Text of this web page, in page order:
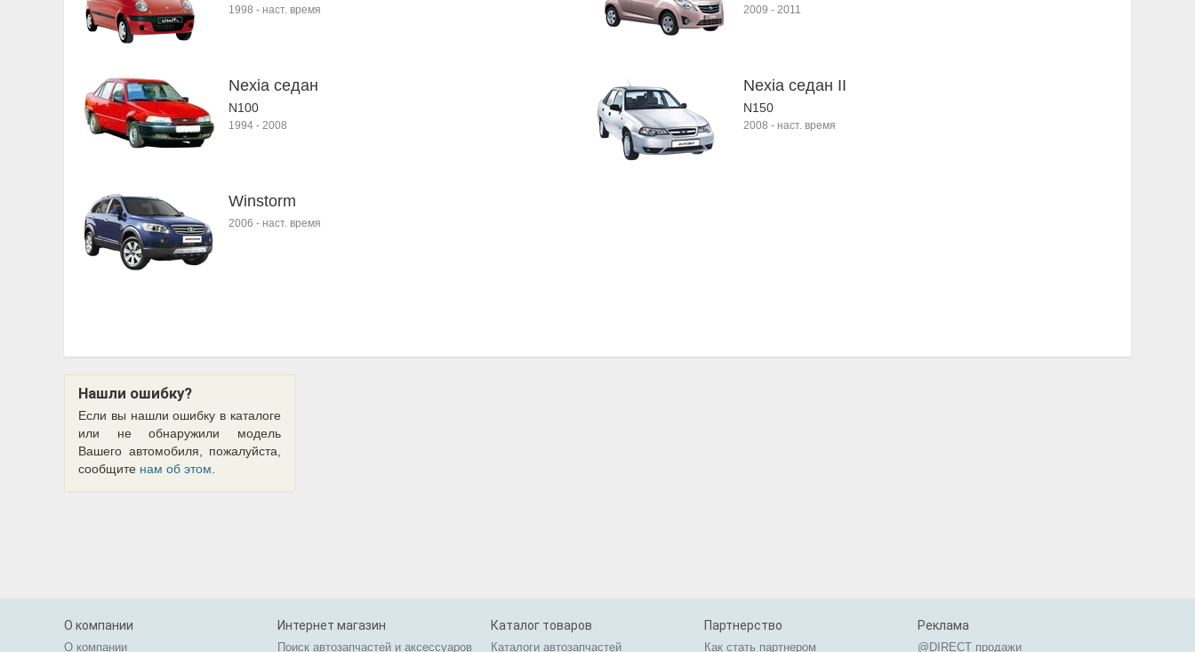
1998 - наст. время 2009 - 2011
Nexia седан
N100
1994 - 2008
Nexia седан II
N150
2008 - наст. время
Winstorm
2006 - наст. время
Нашли ошибку?
Если вы нашли ошибку в каталоге
или не обнаружили модель
Вашего автомобиля, пожалуйста,
сообщите нам об этом
О компании
О компании
Интернет магазин
Поиск автозапчастей и аксессуаров
Каталог товаров
Каталоги автозапчастей
Партнерство
Как стать партнером
Реклама
@DIRECT продажи